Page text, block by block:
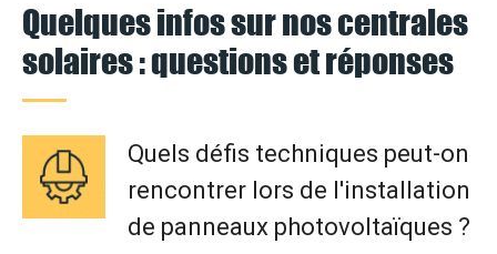
Quelques infos sur nos centrales
solaires : questions et réponses
Quels défis techniques peut-on
rencontrer lors de l'installation
de panneaux photovoltaïques ?